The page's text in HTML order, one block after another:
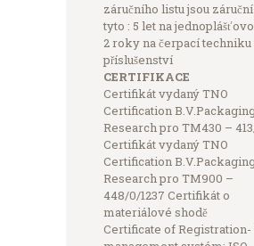
záručního listu jsou
tyto : 5 let na
2 roky na čerpací techniku
příslušenství
CERTIFIKACE
Certifikát vydaný TNO
Certification
Research pro TM430 –
Certifikát vydaný TNO
Certification
Research pro TM900 –
448/0/1237 Certifikát o
materiálové shodě
Certificate of Registration-